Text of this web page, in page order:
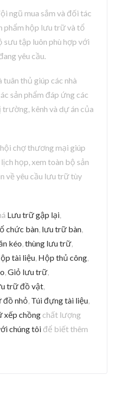
ngũ mua sắm và đối tác
phẩm hộp lưu trữ và tổ
sưu tập luôn phù hợp với
yêu cầu.
tuân thủ giúp các nhà
sản phẩm đáp ứng các
kênh và dự án của
chợ thương mại giúp
họp, xem toàn bộ sản
về yêu cầu lưu trữ tùy
Lưu trữ gập lại
chức bàn lưu trữ bàn
kéo thùng lưu trữ
tài liệu Hộp thủ công
Giỏ lưu trữ
trữ đồ vật
đồ nhỏ Túi đựng tài liệu
xếp chồng chất lượng
chúng tôi để biết thêm